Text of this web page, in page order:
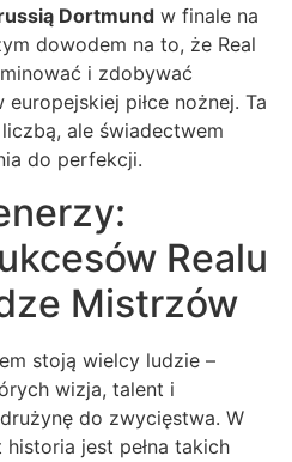
Dortmund w finale na
dowodem na to, że Real
i zdobywać
piłce nożnej. Ta
ale świadectwem
do perfekcji.
Realu
Mistrzów
stoją wielcy ludzie –
wizja, talent i
do zwycięstwa. W
jest pełna takich